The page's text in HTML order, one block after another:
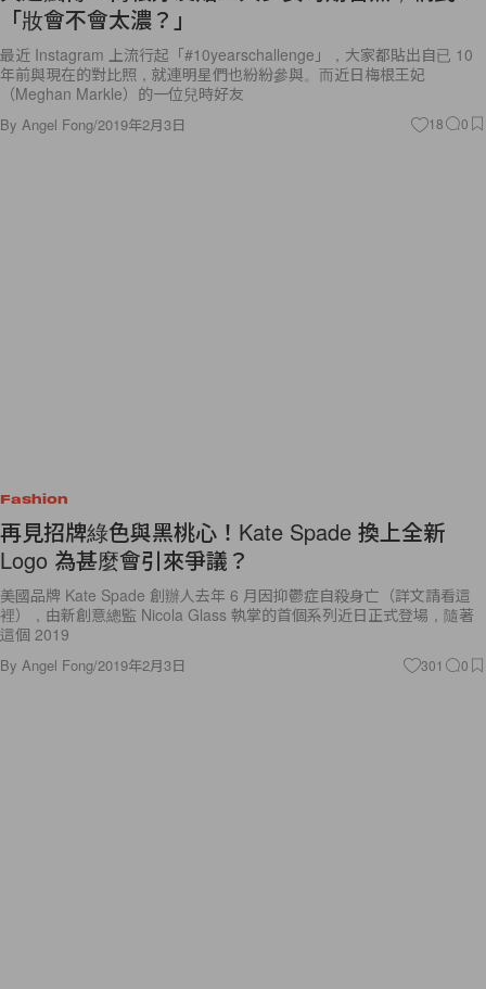
「妝會不會太濃？」
最近 Instagram 上流行起「#10yearschallenge」，大家都貼出自已 10
年前與現在的對比照，就連明星們也紛紛參與。而近日梅根王妃
（Meghan Markle）的一位兒時好友
By Angel Fong/2019年2月3日 18 0
Fashion
再見招牌綠色與黑桃心！Kate Spade 換上全新
Logo 為甚麼會引來爭議？
美國品牌 Kate Spade 創辦人去年 6 月因抑鬱症自殺身亡（詳文請看這
裡），由新創意總監 Nicola Glass 執掌的首個系列近日正式登場，隨著
這個 2019
By Angel Fong/2019年2月3日 301 0